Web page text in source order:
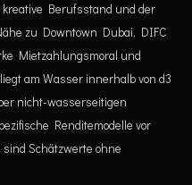
Berufsstand und der
zu Downtown Dubai, DIFC
Mietzahlungsmoral und
am Wasser innerhalb von d3
nicht-wasserseitigen
Renditemodelle vor
Schätzwerte ohne